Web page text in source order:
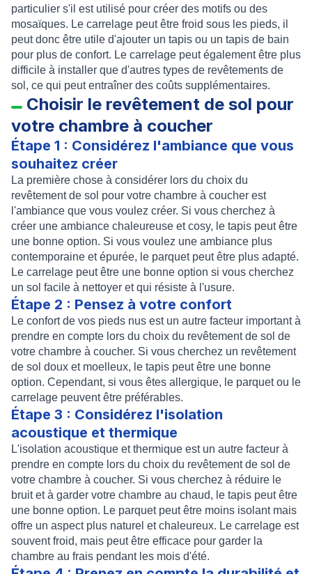
particulier s'il est utilisé pour créer des motifs ou des
mosaïques. Le carrelage peut être froid sous les pieds, il
peut donc être utile d'ajouter un tapis ou un tapis de bain
pour plus de confort. Le carrelage peut également être plus
difficile à installer que d'autres types de revêtements de
sol, ce qui peut entraîner des coûts supplémentaires.
Choisir le revêtement de sol pour
votre chambre à coucher
Étape 1 : Considérez l'ambiance que vous
souhaitez créer
La première chose à considérer lors du choix du
revêtement de sol pour votre chambre à coucher est
l'ambiance que vous voulez créer. Si vous cherchez à
créer une ambiance chaleureuse et cosy, le tapis peut être
une bonne option. Si vous voulez une ambiance plus
contemporaine et épurée, le parquet peut être plus adapté.
Le carrelage peut être une bonne option si vous cherchez
un sol facile à nettoyer et qui résiste à l'usure.
Étape 2 : Pensez à votre confort
Le confort de vos pieds nus est un autre facteur important à
prendre en compte lors du choix du revêtement de sol de
votre chambre à coucher. Si vous cherchez un revêtement
de sol doux et moelleux, le tapis peut être une bonne
option. Cependant, si vous êtes allergique, le parquet ou le
carrelage peuvent être préférables.
Étape 3 : Considérez l'isolation
acoustique et thermique
L'isolation acoustique et thermique est un autre facteur à
prendre en compte lors du choix du revêtement de sol de
votre chambre à coucher. Si vous cherchez à réduire le
bruit et à garder votre chambre au chaud, le tapis peut être
une bonne option. Le parquet peut être moins isolant mais
offre un aspect plus naturel et chaleureux. Le carrelage est
souvent froid, mais peut être efficace pour garder la
chambre au frais pendant les mois d'été.